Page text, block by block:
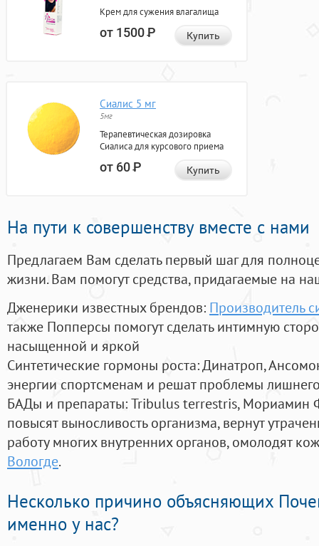
Крем для сужения влагалища
от 1500Р Купить
Сиалис 5 мг
5мг
Терапевтическая дозировка
Сиалиса для курсового приема
от 60Р Купить
На пути к совершенству вместе с нами
Предлагаем Вам сделать первый шаг для
жизни. Вам помогут средства, придагаемые на
Дженерики известных брендов: Производитель
также Попперсы помогут сделать интимную
насыщенной и яркой
Синтетические гормоны роста: Динатроп,
энергии спортсменам и решат проблемы
БАДы и препараты:Tribulus terrestris, Мориамин
повысят выносливость организма, вернут
работу многих внутренних органов, омолодят
Вологде.
Несколько причино объясняющих
именно у нас?